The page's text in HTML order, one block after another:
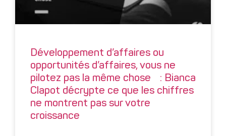
Développement d’affaires ou
opportunités d’affaires, vous ne
pilotez pas la même chose : Bianca
Clapot décrypte ce que les chiffres
ne montrent pas sur votre
croissance